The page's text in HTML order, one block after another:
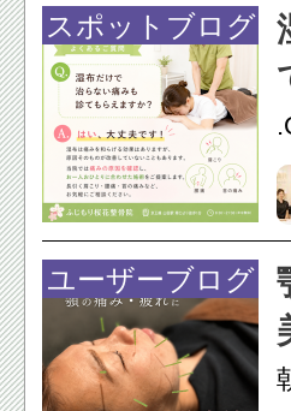
スポットブログ
ユーザーブログ